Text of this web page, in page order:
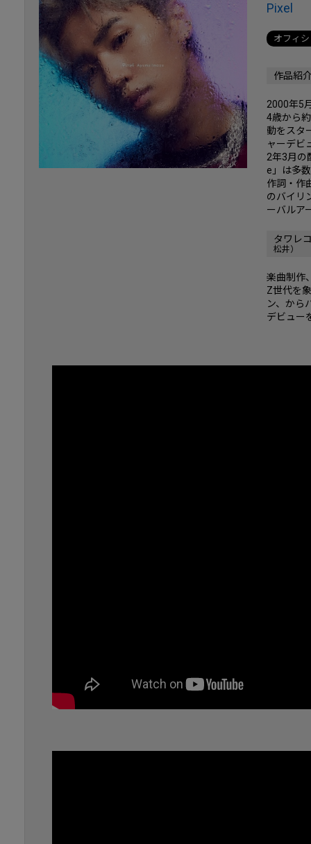
Pixel
オフィ
作品紹
2000年5
4歳から
動をスタ
ャーデビ
2年3月の
e」は多
作詞・作
のバイリ
ーバルア
タワレ
松井）
楽曲制作
Z世代を
ン、から
デビュー